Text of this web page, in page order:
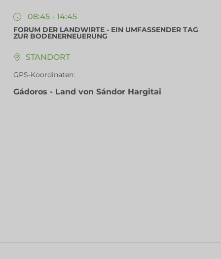
08:45 - 14:45
FORUM DER LANDWIRTE - EIN UMFASSENDER TAG
ZUR BODENERNEUERUNG
STANDORT
GPS-Koordinaten:
Gádoros - Land von Sándor Hargitai